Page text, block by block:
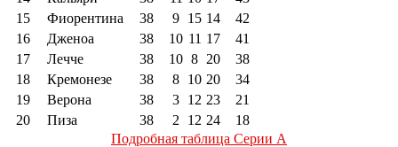
15
Фиорентина 38 9 15 14
42
16
Дженоа 38 10 11 17
41
17
Лечче 38 10 8 20
38
18
Кремонезе 38 8 10 20
34
19
Верона 38 3 12 23
21
20
Пиза 38 2 12 24
18
Подробная таблица Серии А